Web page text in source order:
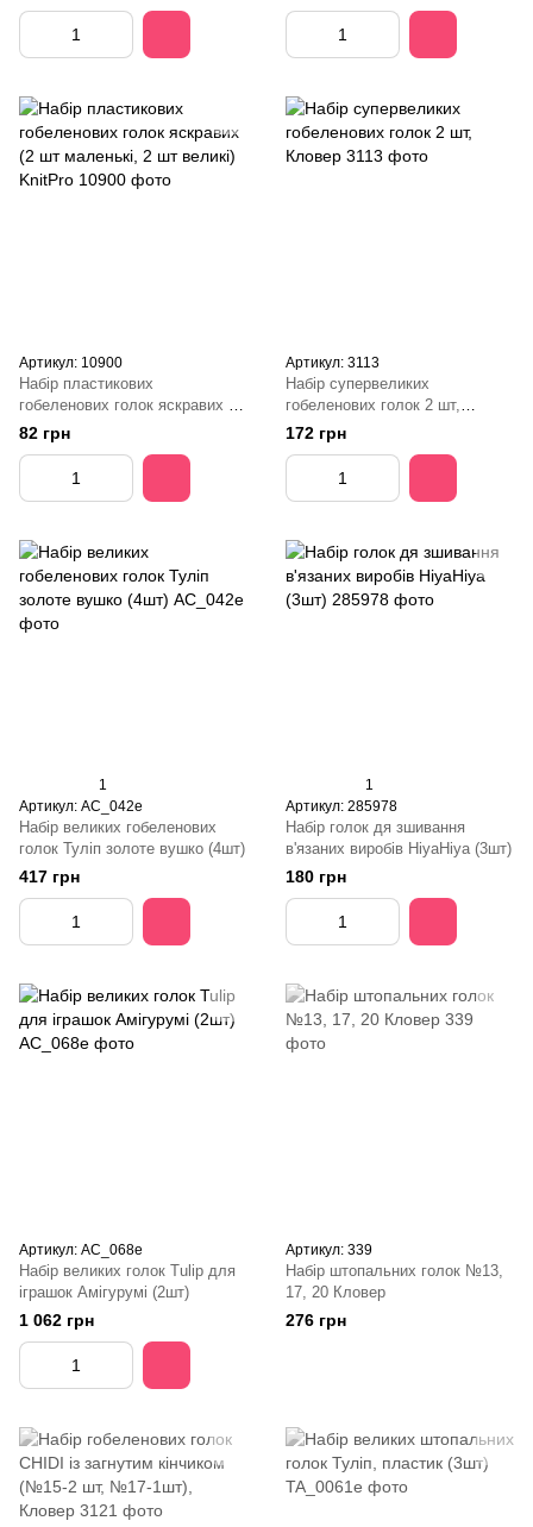
Артикул: 10900
Набір пластикових
гобеленових голок яскравих (2
шт маленькі, 2 шт великі)
KnitPro
82 грн
Артикул: 3113
Набір супервеликих
гобеленових голок 2 шт,
Кловер
172 грн
1
Артикул: AC_042e
Набір великих гобеленових
голок Туліп золоте вушко (4шт)
417 грн
1
Артикул: 285978
Набір голок дя зшивання
в'язаних виробів HiyaHiya (3шт)
180 грн
Артикул: AC_068e
Набір великих голок Tulip для
іграшок Амігурумі (2шт)
1 062 грн
Артикул: 339
Набір штопальних голок №13,
17, 20 Кловер
276 грн